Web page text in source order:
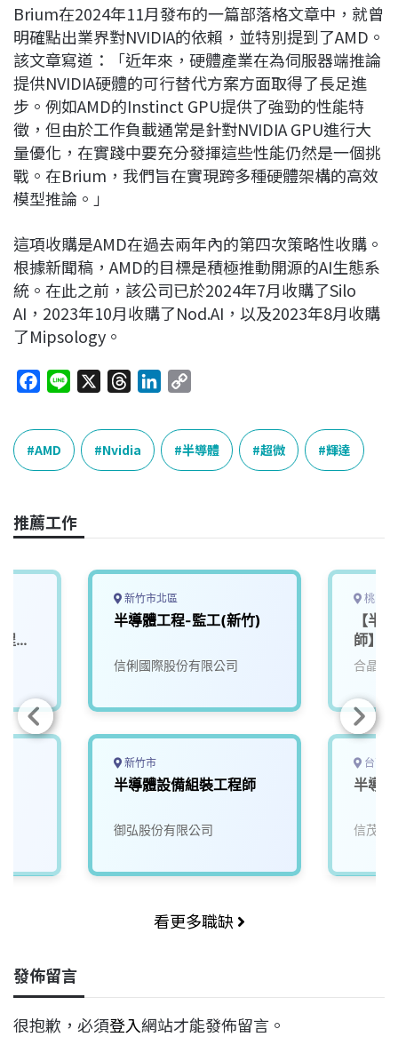
Brium在2024年11月發布的一篇部落格文章中，就曾
明確點出業界對NVIDIA的依賴，並特別提到了AMD。
該文章寫道：「近年來，硬體產業在為伺服器端推論
提供NVIDIA硬體的可行替代方案方面取得了長足進
步。例如AMD的Instinct GPU提供了強勁的性能特
徵，但由於工作負載通常是針對NVIDIA GPU進行大
量優化，在實踐中要充分發揮這些性能仍然是一個挑
戰。在Brium，我們旨在實現跨多種硬體架構的高效
模型推論。」
這項收購是AMD在過去兩年內的第四次策略性收購。
根據新聞稿，AMD的目標是積極推動開源的AI生態系
統。在此之前，該公司已於2024年7月收購了Silo
AI，2023年10月收購了Nod.AI，以及2023年8月收購
了Mipsology。
c
e
b
o
k
e
r
e
a
k
e
n
p
y
L
k
AMD Nvidia 半導體 超微 輝達
推薦工作
工
新竹市北區
半導體工程-監工(新竹)
信俐國際股份有限公司
新竹市
半導體設備組裝工程師
御弘股份有限公司
桃園
【半
師】
合晶科
台南
半導
信茂科
看更多職缺
發佈留言
很抱歉，必須登入網站才能發佈留言。